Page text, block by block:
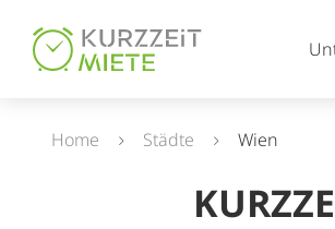
Home Städte Wien